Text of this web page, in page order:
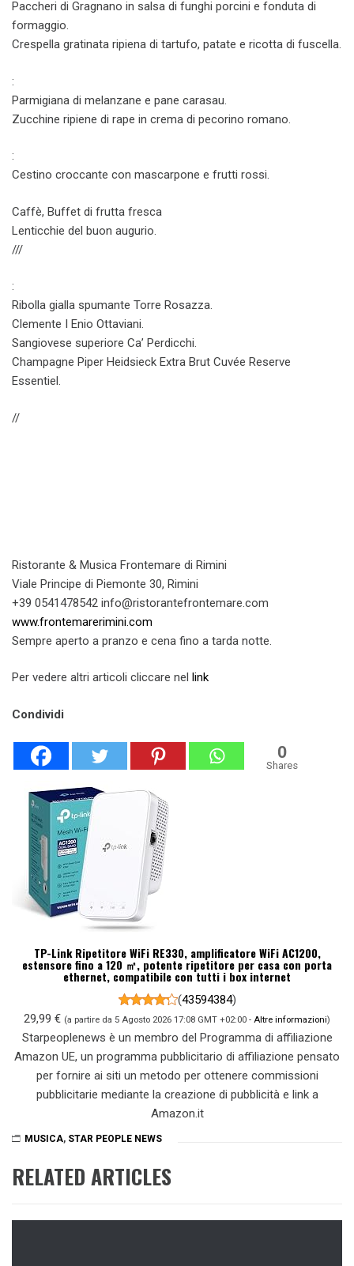
Paccheri di Gragnano in salsa di funghi porcini e fonduta di
formaggio.
Crespella gratinata ripiena di tartufo, patate e ricotta di fuscella.
:
Parmigiana di melanzane e pane carasau.
Zucchine ripiene di rape in crema di pecorino romano.
:
Cestino croccante con mascarpone e frutti rossi.
Caffè, Buffet di frutta fresca
Lenticchie del buon augurio.
///
:
Ribolla gialla spumante Torre Rosazza.
Clemente I Enio Ottaviani.
Sangiovese superiore Ca’ Perdicchi.
Champagne Piper Heidsieck Extra Brut Cuvée Reserve
Essentiel.
//
Ristorante & Musica Frontemare di Rimini
Viale Principe di Piemonte 30, Rimini
+39 0541478542 info@ristorantefrontemare.com
www.frontemarerimini.com
Sempre aperto a pranzo e cena fino a tarda notte.
Per vedere altri articoli cliccare nel link
Condividi
0
Shares
TP-Link Ripetitore WiFi RE330, amplificatore WiFi AC1200,
estensore fino a 120 ㎡, potente ripetitore per casa con porta
ethernet, compatibile con tutti i box internet
(43594384)
29,99 € (a partire da 5 Agosto 2026 17:08 GMT +02:00 - Altre informazioni)
Starpeoplenews è un membro del Programma di affiliazione
Amazon UE, un programma pubblicitario di affiliazione pensato
per fornire ai siti un metodo per ottenere commissioni
pubblicitarie mediante la creazione di pubblicità e link a
Amazon.it
MUSICA, STAR PEOPLE NEWS
RELATED ARTICLES